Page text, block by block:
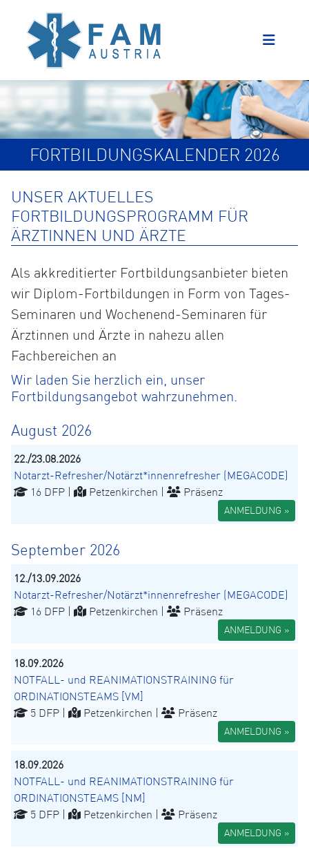
FORTBILDUNGSKALENDER 2026
UNSER AKTUELLES
FORTBILDUNGSPROGRAMM FÜR
ÄRZTINNEN UND ÄRZTE
Als akkreditierter Fortbildungsanbieter bieten
wir Diplom-Fortbildungen in Form von Tages-
Seminaren und Wochenend-Seminaren für
Ärztinnen und Ärzte in nahezu allen
Fachbereichen an
Wir laden Sie herzlich ein, unser
Fortbildungsangebot wahrzunehmen.
August 2026
22./23.08.2026
Notarzt-Refresher/Notärzt*innenrefresher (MEGACODE)
16 DFP |
Petzenkirchen | Präsenz
ANMELDUNG »
September 2026
12./13.09.2026
Notarzt-Refresher/Notärzt*innenrefresher (MEGACODE)
16 DFP |
Petzenkirchen | Präsenz
ANMELDUNG »
18.09.2026
NOTFALL- und REANIMATIONSTRAINING für
ORDINATIONSTEAMS [VM]
5 DFP |
Petzenkirchen | Präsenz
ANMELDUNG »
18.09.2026
NOTFALL- und REANIMATIONSTRAINING für
ORDINATIONSTEAMS [NM]
5 DFP |
Petzenkirchen | Präsenz
ANMELDUNG »